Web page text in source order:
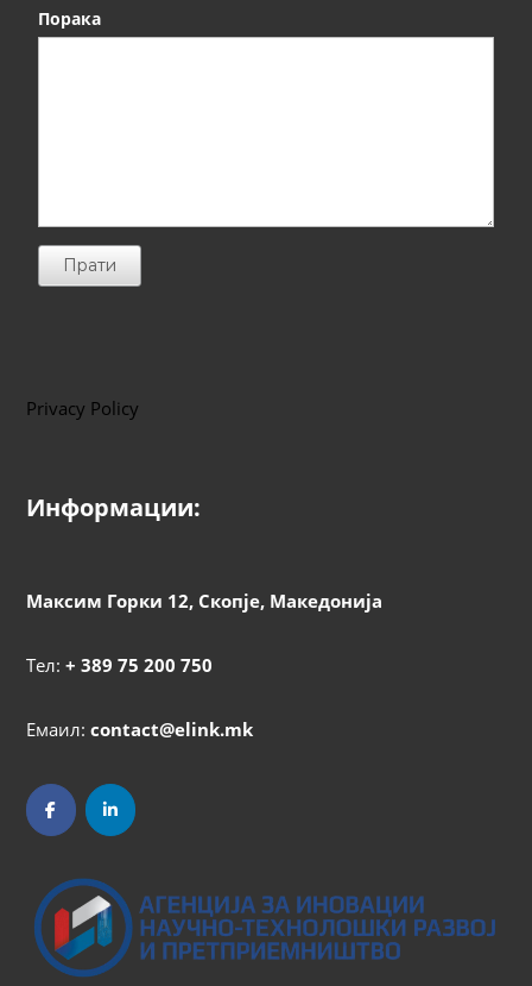
Порака
Прати
Privacy Policy
Информации:
Максим Горки 12, Скопје, Македонија
Тел: + 389 75 200 750
Емаил: contact@elink.mk